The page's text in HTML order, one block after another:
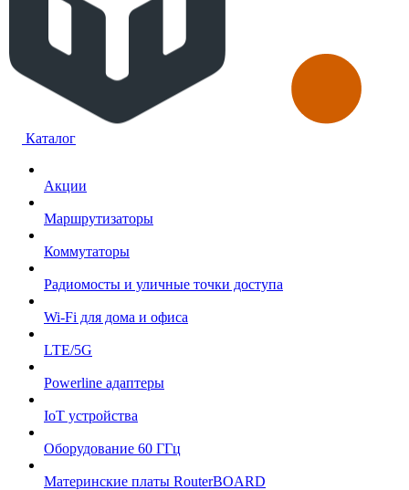
Каталог
Акции
Маршрутизаторы
Коммутаторы
Радиомосты и уличные точки доступа
Wi-Fi для дома и офиса
LTE/5G
Powerline адаптеры
IoT устройства
Оборудование 60 ГГц
Материнские платы RouterBOARD